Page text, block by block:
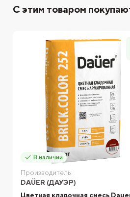
С этим товаром
В наличии
Производитель:
DAÜER (ДАУЭР)
Цветная кладочная смесь